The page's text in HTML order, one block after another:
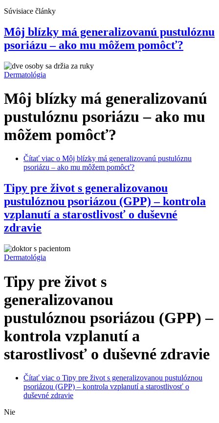
Súvisiace články
Môj blízky má generalizovanú pustulóznu
psoriázu – ako mu môžem pomôcť?
Dermatológia
Môj blízky má generalizovanú
pustulóznu psoriázu – ako mu
môžem pomôcť?
Čítať viac o Môj blízky má generalizovanú pustulóznu
psoriázu – ako mu môžem pomôcť?
Tipy pre život s generalizovanou
pustulóznou psoriázou (GPP) – kontrola
vzplanutí a starostlivosť o duševné
zdravie
Dermatológia
Tipy pre život s
generalizovanou
pustulóznou psoriázou (GPP) –
kontrola vzplanutí a
starostlivosť o duševné zdravie
Čítať viac o Tipy pre život s generalizovanou pustulóznou
psoriázou (GPP) – kontrola vzplanutí a starostlivosť o
duševné zdravie
Nie